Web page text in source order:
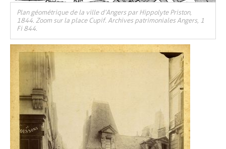
Plan géométrique de la ville d’Angers par Hippolyte Priston,
1844. Zoom sur la place Cupif. Archives patrimoniales Angers, 1
Fi 844.